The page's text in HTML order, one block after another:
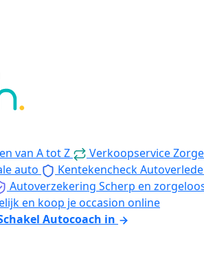
van A tot Z Verkoopservice
auto Kentekencheck
Autoverzekering Scherp en
en koop je occasion online
Autocoach in